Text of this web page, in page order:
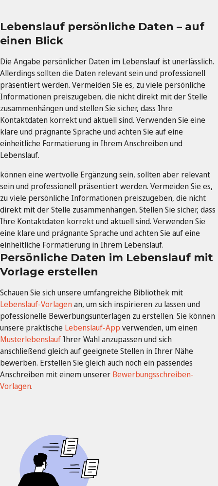
Lebenslauf persönliche Daten – auf
einen Blick
Die Angabe persönlicher Daten im Lebenslauf ist unerlässlich.
Allerdings sollten die Daten relevant sein und professionell
präsentiert werden. Vermeiden Sie es, zu viele persönliche
Informationen preiszugeben, die nicht direkt mit der Stelle
zusammenhängen und stellen Sie sicher, dass Ihre
Kontaktdaten korrekt und aktuell sind. Verwenden Sie eine
klare und prägnante Sprache und achten Sie auf eine
einheitliche Formatierung in Ihrem Anschreiben und
Lebenslauf.
können eine wertvolle Ergänzung sein, sollten aber relevant
sein und professionell präsentiert werden. Vermeiden Sie es,
zu viele persönliche Informationen preiszugeben, die nicht
direkt mit der Stelle zusammenhängen. Stellen Sie sicher, dass
Ihre Kontaktdaten korrekt und aktuell sind. Verwenden Sie
eine klare und prägnante Sprache und achten Sie auf eine
einheitliche Formatierung in Ihrem Lebenslauf.
Persönliche Daten im Lebenslauf mit
Vorlage erstellen
Schauen Sie sich unsere umfangreiche Bibliothek mit
Lebenslauf-Vorlagenan, um sich inspirieren zu lassen und
pofessionelle Bewerbungsunterlagen zu erstellen. Sie können
unsere praktische Lebenslauf-App verwenden, um einen
Musterlebenslauf Ihrer Wahl anzupassen und sich
anschließend gleich auf geeignete Stellen in Ihrer Nähe
bewerben. Erstellen Sie gleich auch noch ein passendes
Anschreiben mit einem unserer Bewerbungsschreiben-
Vorlagen.